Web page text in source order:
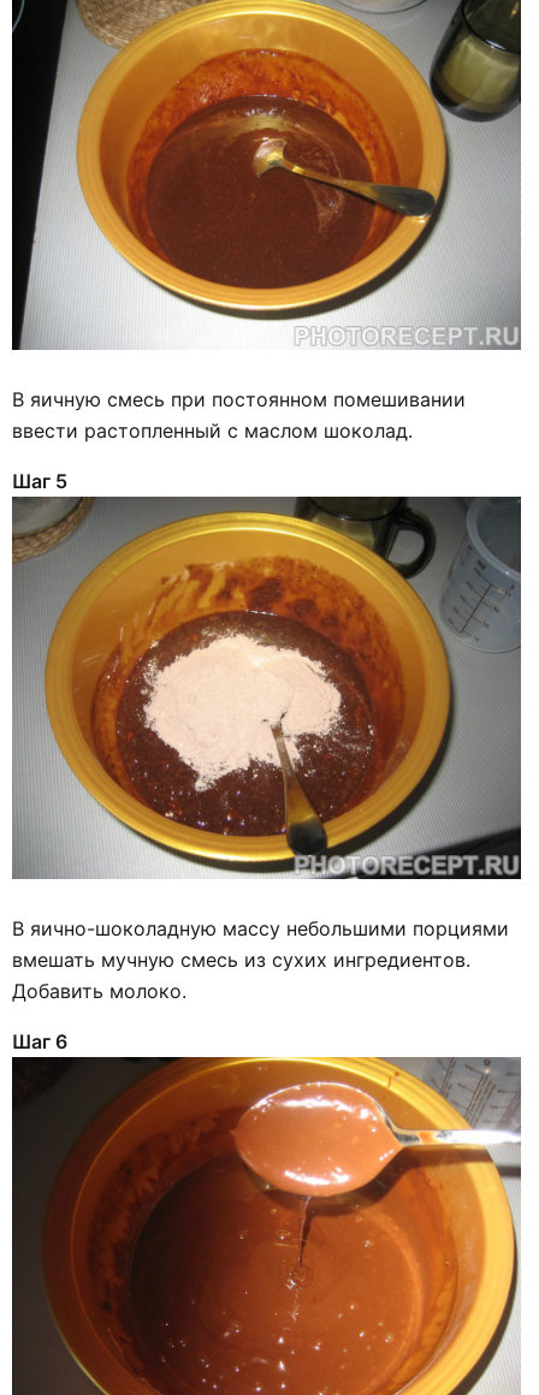
В яичную смесь при постоянном помешивании
ввести растопленный с маслом шоколад.
Шаг 5
В яично-шоколадную массу небольшими порциями
вмешать мучную смесь из сухих ингредиентов.
Добавить молоко.
Шаг 6